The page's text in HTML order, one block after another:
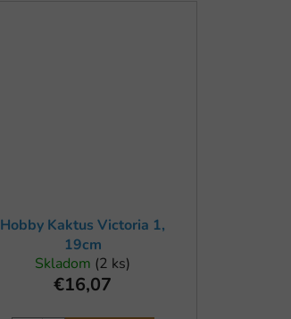
Hobby Kaktus Victoria 1,
19cm
Skladom (2 ks)
€16,07